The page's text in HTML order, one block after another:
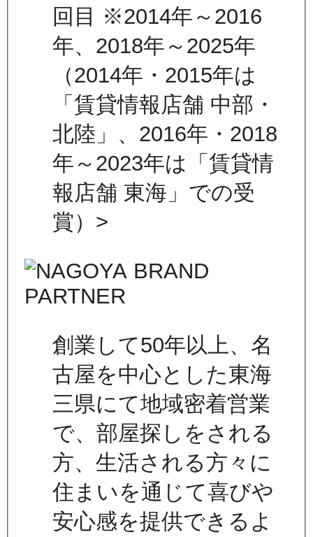
回目 ※2014年～2016
年、2018年～2025年
（2014年・2015年は
「賃貸情報店舗 中部・
北陸」、2016年・2018
年～2023年は「賃貸情
報店舗 東海」での受
賞）>
創業して50年以上、名
古屋を中心とした東海
三県にて地域密着営業
で、部屋探しをされる
方、生活される方々に
住まいを通じて喜びや
安心感を提供できるよ